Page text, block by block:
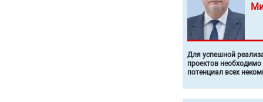
Для успешной
проектов
потенциал всех